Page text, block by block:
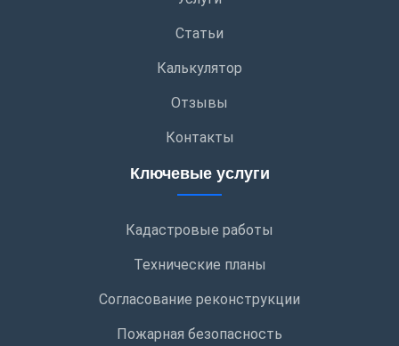
Статьи
Калькулятор
Отзывы
Контакты
Ключевые услуги
Кадастровые работы
Технические планы
Согласование реконструкции
Пожарная безопасность